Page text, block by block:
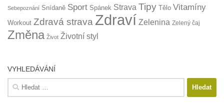
Sebepoznání Snídaně Sport Spánek Strava Tipy Tělo Vitamíny
Workout Zdravá strava Zdraví Zelenina Zelený čaj
Změna Život Životní styl
VYHLEDÁVÁNÍ
Vyhledávání